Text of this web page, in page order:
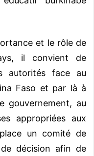
et le rôle de
il convient de
autorités face au
Faso et par là à
gouvernement, au
appropriées aux
un comité de
décision afin de